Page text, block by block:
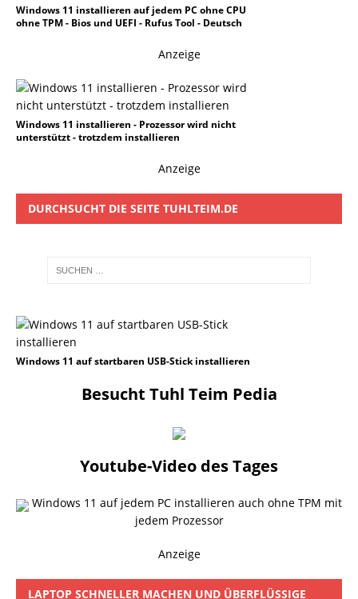
Windows 11 installieren auf jedem PC ohne CPU
ohne TPM - Bios und UEFI - Rufus Tool - Deutsch
Anzeige
Windows 11 installieren - Prozessor wird nicht
unterstützt - trotzdem installieren
Anzeige
DURCHSUCHT DIE SEITE TUHLTEIM.DE
Windows 11 auf startbaren USB-Stick installieren
Besucht Tuhl Teim Pedia
Youtube-Video des Tages
Windows 11 auf jedem PC installieren auch ohne TPM mit
jedem Prozessor
Anzeige
LAPTOP SCHNELLER MACHEN UND ÜBERFLÜSSIGE